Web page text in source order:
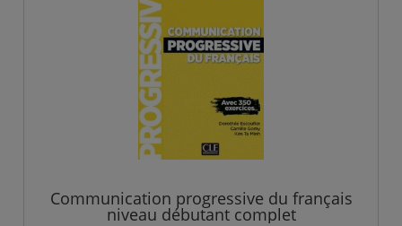
Communication progressive du français
niveau débutant complet